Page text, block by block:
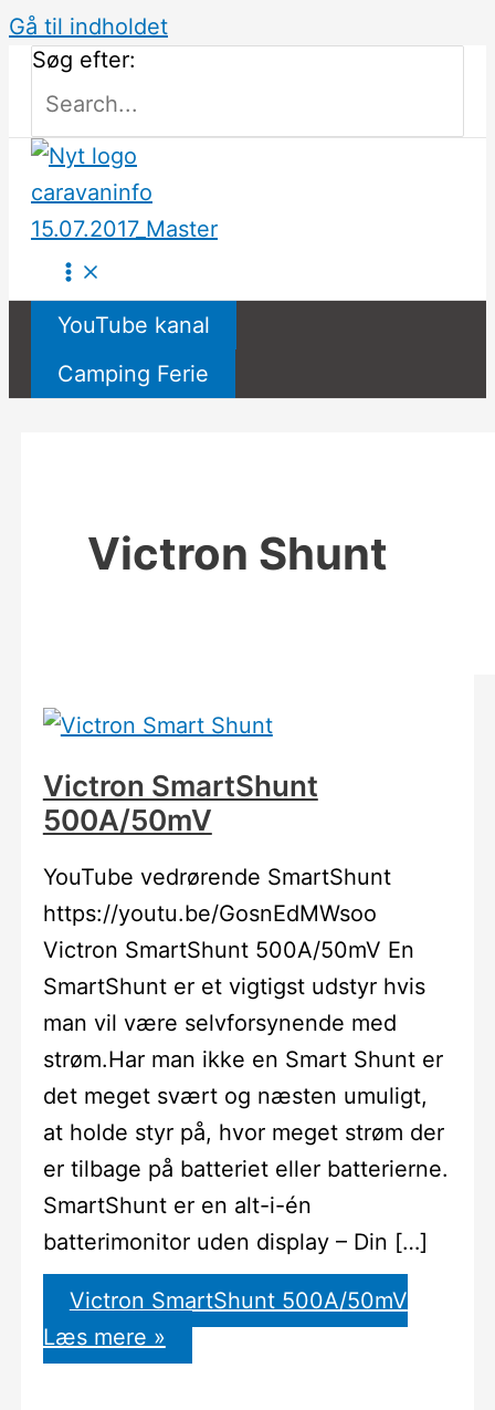
Gå til indholdet
Søg efter:
YouTube kanal
Camping Ferie
Victron Shunt
Victron SmartShunt
500A/50mV
YouTube vedrørende SmartShunt
https://youtu.be/GosnEdMWsoo
Victron SmartShunt 500A/50mV En
SmartShunt er et vigtigst udstyr hvis
man vil være selvforsynende med
strøm.Har man ikke en Smart Shunt er
det meget svært og næsten umuligt,
at holde styr på, hvor meget strøm der
er tilbage på batteriet eller batterierne.
SmartShunt er en alt-i-én
batterimonitor uden display – Din […]
Victron SmartShunt 500A/50mV
Læs mere »